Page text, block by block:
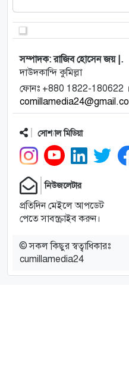
সম্পাদক: রাজিব হোসেন জয় |.
দাউদকান্দি কুমিল্লা
ফোনঃ +880 1822-180622 ।
সোশ্যাল মিডিয়া
নিউজলেটার
প্রতিদিন মেইলে আপডেট
পেতে সাবস্ক্রাইব করুন।
© সকল কিছুর স্বত্বাধিকারঃ
cumillamedia24